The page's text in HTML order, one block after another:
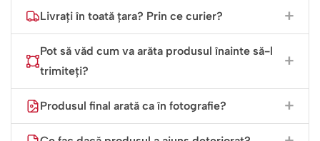
perfect anii petrecuți împreună, scris cu o caligrafie
modernă:
„Am început ca simple colege, Am
absolvit ca cele mai bune prietene.”
Amintirea Dimineților de După Sesiune
Livrați în toată țara? Prin ce curier?
Pot să văd cum va arăta produsul înainte să-l
trimiteți?
Produsul final arată ca în fotografie?